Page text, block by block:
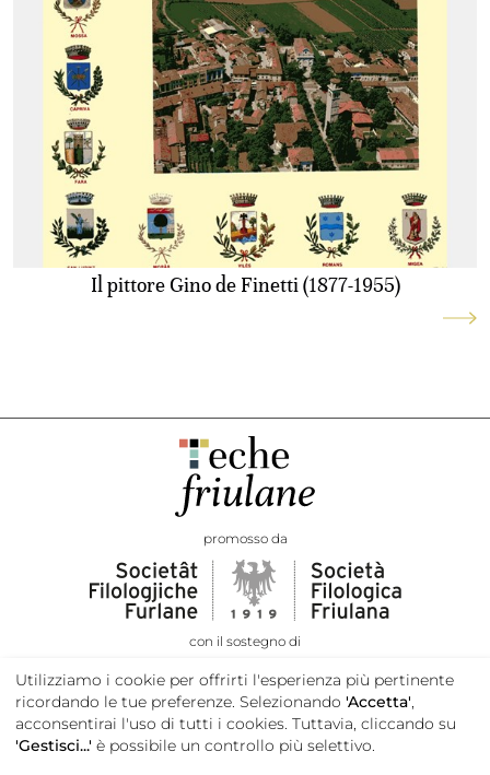
Il pittore Gino de Finetti (1877-1955)
promosso da
con il sostegno di
Utilizziamo i cookie per offrirti l'esperienza più pertinente
ricordando le tue preferenze. Selezionando 'Accetta',
acconsentirai l'uso di tutti i cookies. Tuttavia, cliccando su
'Gestisci...' è possibile un controllo più selettivo.